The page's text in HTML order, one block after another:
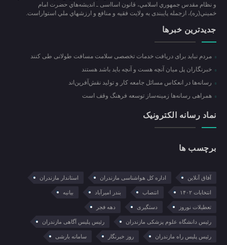
و نظام مقدس جمهوري اسلامي، قانون اسااسی ـ انديشه‌هاي حضرت امام
خميني(ره)، ازجمله پایبندی به ولايت فقيه و منافع و ارزشهاي ملي استواراست.
جدیدترین خبرها
مردم نباید برای دریافت خدمات تخصصی سلامت مسافت طولانی طی کنند
خبرنگاران پل میان آنچه هست و آنچه باید باشد هستند
رسانه‌ها در انعکاس مسائل جامعه کار و تولید نقش‌آفرین‌اند
همراهی رسانه‌ها زمینه‌ساز توسعه فرهنگ وقف است
نماد رسانه الکترونیک
برچسب ها
آفاق آنلاین اداره کل هواشناسی مازندران استاندار مازندران
انتخابات ۱۴۰۲ انتصاب بندر امیرآباد بیانیه
تعطیلات نوروز دستگیری دهه فجر
رئیس دانشگاه علوم پزشکی مازندران رئیس پلیس آگاهی مازندران
رئیس پلیس راه مازندران روز خبرنگار سامانه بارشی